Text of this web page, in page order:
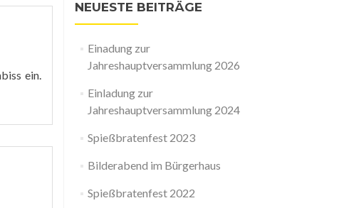
ein.
NEUESTE BEITRÄGE
Einadung zur
Jahreshauptversammlung 2026
Einladung zur
Jahreshauptversammlung 2024
Spießbratenfest 2023
Bilderabend im Bürgerhaus
Spießbratenfest 2022